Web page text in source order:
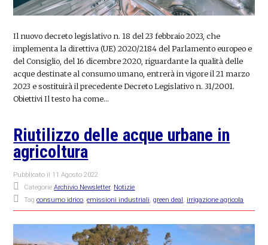
Il nuovo decreto legislativo n. 18 del 23 febbraio 2023, che
implementa la direttiva (UE) 2020/2184 del Parlamento europeo e
del Consiglio, del 16 dicembre 2020, riguardante la qualità delle
acque destinate al consumo umano, entrerà in vigore il 21 marzo
2023 e sostituirà il precedente Decreto Legislativo n. 31/2001.
Obiettivi Il testo ha come…
Riutilizzo delle acque urbane in
agricoltura
Pubblicato il 11 Agosto 2022
CategorieArchivio Newsletter, Notizie
Tagconsumo idrico,emissioni industriali,green deal , irrigazione agricola